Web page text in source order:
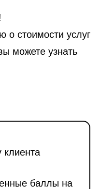
клиента
баллы на
стоимости услуг
можете узнать